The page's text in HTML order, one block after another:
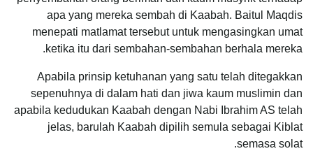
apa yang mereka sembah di Kaabah. Baitul Maqdis
menepati matlamat tersebut untuk mengasingkan umat
ketika itu dari sembahan-sembahan berhala mereka.
Apabila prinsip ketuhanan yang satu telah ditegakkan
sepenuhnya di dalam hati dan jiwa kaum muslimin dan
apabila kedudukan Kaabah dengan Nabi Ibrahim AS telah
jelas, barulah Kaabah dipilih semula sebagai Kiblat
semasa solat.